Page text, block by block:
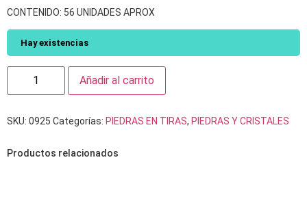
CONTENIDO: 56 UNIDADES APROX
Hay existencias
Añadir al carrito
SKU: 0925 Categorías: PIEDRAS EN TIRAS, PIEDRAS Y CRISTALES
Productos relacionados